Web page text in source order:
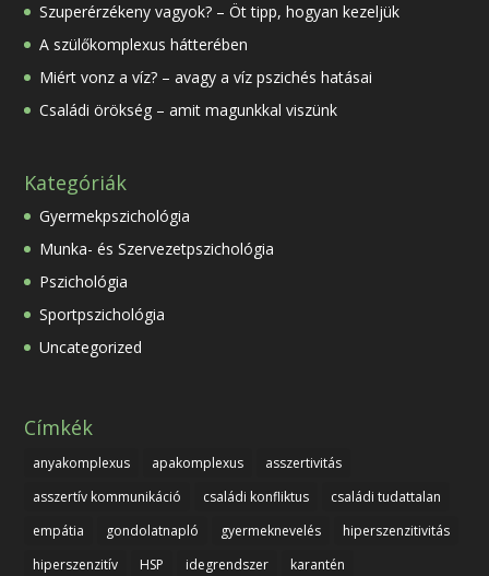
Szuperérzékeny vagyok? – Öt tipp, hogyan kezeljük
A szülőkomplexus hátterében
Miért vonz a víz? – avagy a víz pszichés hatásai
Családi örökség – amit magunkkal viszünk
Kategóriák
Gyermekpszichológia
Munka- és Szervezetpszichológia
Pszichológia
Sportpszichológia
Uncategorized
Címkék
anyakomplexus apakomplexus
asszertivitás
asszertív kommunikáció
családi konfliktus
családi tudattalan
empátia
gondolatnapló gyermeknevelés
hiperszenzitivitás
hiperszenzitív
HSP idegrendszer
karantén